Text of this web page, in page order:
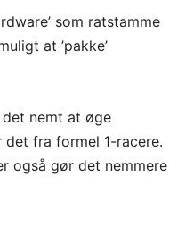
som ratstamme
at ’pakke’
nemt at øge
det fra formel 1-racere.
også gør det nemmere